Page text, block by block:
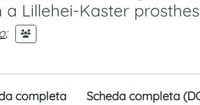
Lillehei-Kaster
;
completa Scheda completa